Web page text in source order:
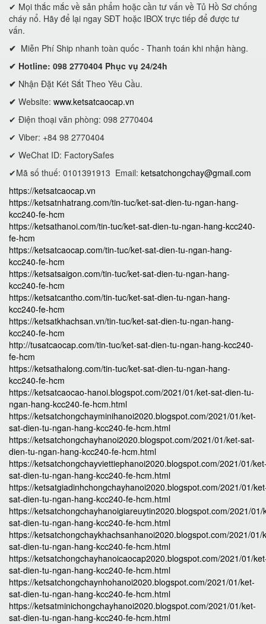
✔ Mọi thắc mắc về sản phẩm hoặc cần tư vấn về Tủ Hồ Sơ chống
cháy nổ. Hãy để lại ngay SĐT hoặc IBOX trực tiếp để được tư
vấn.
✔ Miễn Phí Ship nhanh toàn quốc - Thanh toán khi nhận hàng.
✔ Hotline: 098 2770404 Phục vụ 24/24h
✔ Nhận Đặt Két Sắt Theo Yêu Cầu.
✔ Website: www.ketsatcaocap.vn
✔ Điện thoại văn phòng: 098 2770404
✔ Viber: +84 98 2770404
✔ WeChat ID: FactorySafes
✔Mã số thuế: 0101391913 Email: ketsatchongchay@gmail.com
https://ketsatcaocap.vn
https://ketsatnhatrang.com/tin-tuc/ket-sat-dien-tu-ngan-hang-
kcc240-fe-hcm
https://ketsathanoi.com/tin-tuc/ket-sat-dien-tu-ngan-hang-kcc240-
fe-hcm
https://ketsatcaocap.com/tin-tuc/ket-sat-dien-tu-ngan-hang-
kcc240-fe-hcm
https://ketsatsaigon.com/tin-tuc/ket-sat-dien-tu-ngan-hang-
kcc240-fe-hcm
https://ketsatcantho.com/tin-tuc/ket-sat-dien-tu-ngan-hang-
kcc240-fe-hcm
https://ketsatkhachsan.vn/tin-tuc/ket-sat-dien-tu-ngan-hang-
kcc240-fe-hcm
http://tusatcaocap.com/tin-tuc/ket-sat-dien-tu-ngan-hang-kcc240-
fe-hcm
https://ketsathalong.com/tin-tuc/ket-sat-dien-tu-ngan-hang-
kcc240-fe-hcm
https://ketsatcaocao-hanoi.blogspot.com/2021/01/ket-sat-dien-tu-
ngan-hang-kcc240-fe-hcm.html
https://ketsatchongchayminihanoi2020.blogspot.com/2021/01/ket-
sat-dien-tu-ngan-hang-kcc240-fe-hcm.html
https://ketsatchongchayhanoi2020.blogspot.com/2021/01/ket-sat-
dien-tu-ngan-hang-kcc240-fe-hcm.html
https://ketsatchongchayviettiephanoi2020.blogspot.com/2021/01/
sat-dien-tu-ngan-hang-kcc240-fe-hcm.html
https://ketsatgiadinhchongchayhanoi2020.blogspot.com/2021/01/
sat-dien-tu-ngan-hang-kcc240-fe-hcm.html
https://ketsatchongchayhanoigiareuytin2020.blogspot.com/2021/01/
sat-dien-tu-ngan-hang-kcc240-fe-hcm.html
https://ketsatchongchaykhachsanhanoi2020.blogspot.com/2021/01/
sat-dien-tu-ngan-hang-kcc240-fe-hcm.html
https://ketsatchongchayhanoicaocap2020.blogspot.com/2021/01/
sat-dien-tu-ngan-hang-kcc240-fe-hcm.html
https://ketsatchongchaynhohanoi2020.blogspot.com/2021/01/ket-
sat-dien-tu-ngan-hang-kcc240-fe-hcm.html
https://ketsatminichongchayhanoi2020.blogspot.com/2021/01/ket-
sat-dien-tu-ngan-hang-kcc240-fe-hcm.html